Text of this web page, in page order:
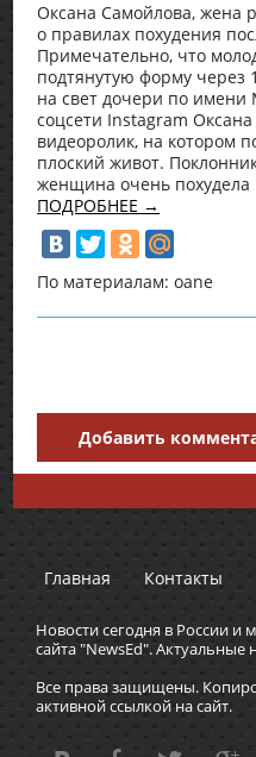
Оксана Самойлова, жена
о правилах похудения
Примечательно, что
подтянутую форму через
на свет дочери по
соцсети Instagram
видеоролик, на котором
плоский живот.
женщина очень похудела
ПОДРОБНЕЕ →
По материалам: oane
Добавить
Главная Контакты
Новости сегодня в России и
сайта "NewsEd". Актуальные
Все права защищены.
активной ссылкой на сайт.